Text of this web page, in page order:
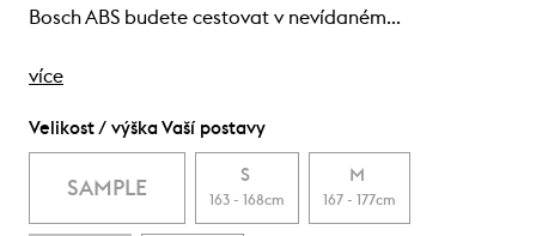
Bosch ABS budete cestovat v nevídaném…
více
Velikost / výška Vaší postavy
SAMPLE
S
163 - 168cm
M
167 - 177cm